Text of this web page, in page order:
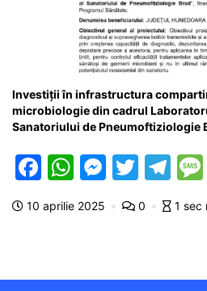
Investiții în infrastructura
microbiologie din cadrul
Sanatoriului de Pneumoftiziologie
F
c
W
h
at
M
s
T
w
itt
T
el
e
10 aprilie 2025 0 1 sec